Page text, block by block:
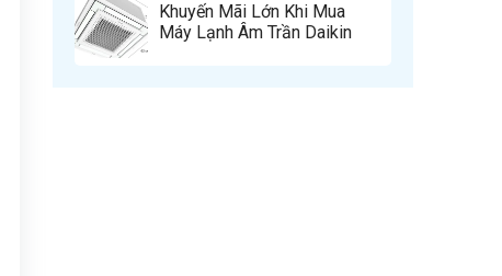
Khuyến Mãi Lớn Khi Mua
Máy Lạnh Âm Trần Daikin